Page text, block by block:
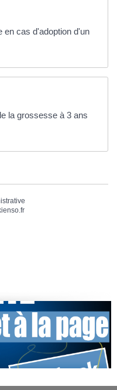
en cas d'adoption d'un
la grossesse à 3 ans